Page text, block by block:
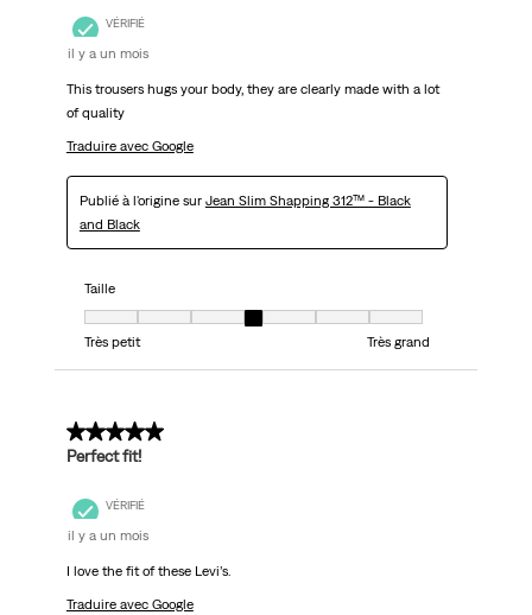
VÉRIFIÉ
il y a un mois
This trousers hugs your body, they are clearly made with a lot
of quality
Traduire avec Google
Publié à l'origine sur Jean Slim Shapping 312™ - Black
and Black
Taille
Taille, 4 sur 7, où 1 est égal à Très petit et 7 est égal à Très grand
Très petit
Très grand
5 sur 5 étoiles.
Perfect fit!
VÉRIFIÉ
il y a un mois
I love the fit of these Levi’s.
Traduire avec Google